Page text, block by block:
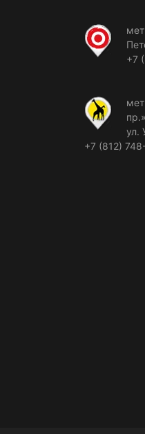
+7
ул.
+7 (812)